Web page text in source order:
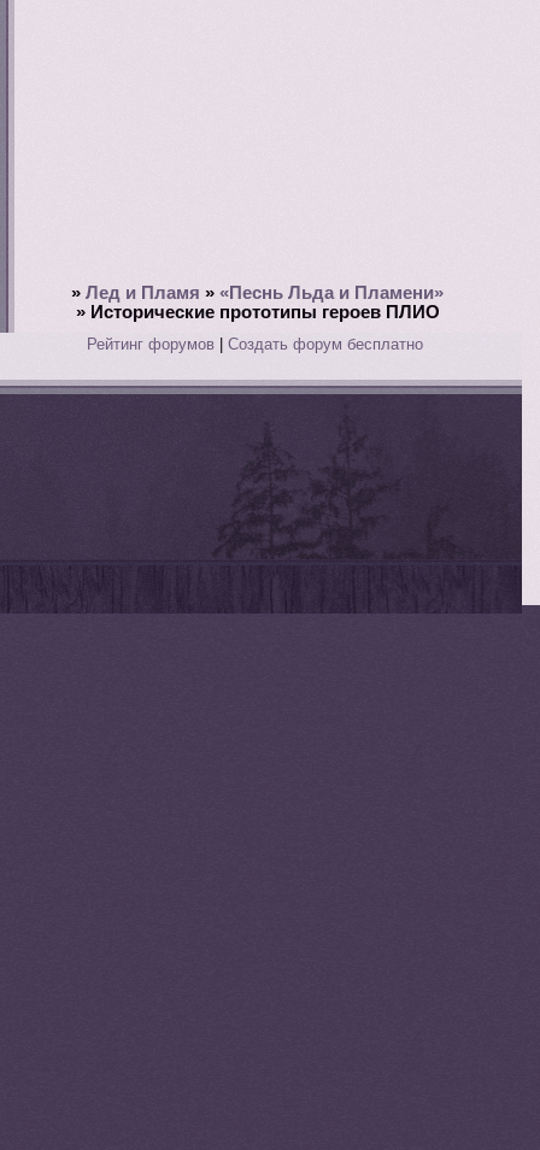
»Лед и Пламя »«Песнь Льда и Пламени»
» Исторические прототипы героев ПЛИО
Рейтинг форумов |Создать форум бесплатно